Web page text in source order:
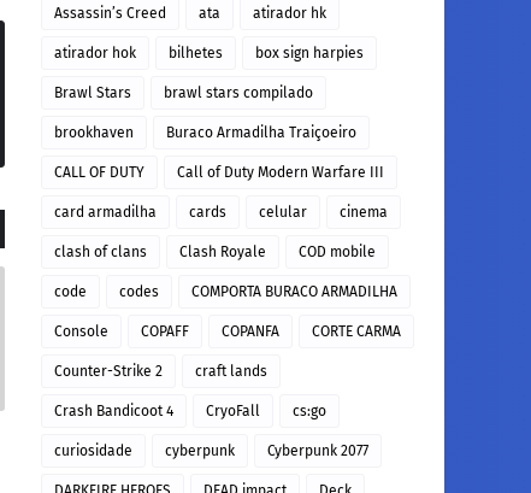
Assassin’s Creed ata atirador hk
atirador hok bilhetes box sign harpies
Brawl Stars brawl stars compilado
brookhaven Buraco Armadilha Traiçoeiro
CALL OF DUTY Call of Duty Modern Warfare III
card armadilha cards celular cinema
clash of clans Clash Royale COD mobile
code codes COMPORTA BURACO ARMADILHA
Console COPAFF COPANFA CORTE CARMA
Counter-Strike 2 craft lands
Crash Bandicoot 4 CryoFall cs:go
curiosidade cyberpunk Cyberpunk 2077